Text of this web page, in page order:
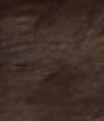
farlige
og
ekskrementer